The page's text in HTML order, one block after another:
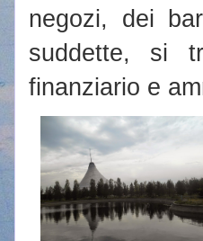
negozi, dei
suddette, si
finanziario e